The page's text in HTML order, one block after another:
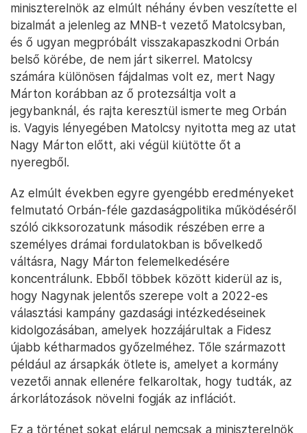
miniszterelnök az elmúlt néhány évben veszítette el
bizalmát a jelenleg az MNB-t vezető Matolcsyban,
és ő ugyan megpróbált visszakapaszkodni Orbán
belső körébe, de nem járt sikerrel. Matolcsy
számára különösen fájdalmas volt ez, mert Nagy
Márton korábban az ő protezsáltja volt a
jegybanknál, és rajta keresztül ismerte meg Orbán
is. Vagyis lényegében Matolcsy nyitotta meg az utat
Nagy Márton előtt, aki végül kiütötte őt a
nyeregből.
Az elmúlt években egyre gyengébb eredményeket
felmutató Orbán-féle gazdaságpolitika működéséről
szóló cikksorozatunk második részében erre a
személyes drámai fordulatokban is bővelkedő
váltásra, Nagy Márton felemelkedésére
koncentrálunk. Ebből többek között kiderül az is,
hogy Nagynak jelentős szerepe volt a 2022-es
választási kampány gazdasági intézkedéseinek
kidolgozásában, amelyek hozzájárultak a Fidesz
újabb kétharmados győzelméhez. Tőle származott
például az ársapkák ötlete is, amelyet a kormány
vezetői annak ellenére felkaroltak, hogy tudták, az
árkorlátozások növelni fogják az inflációt.
Ez a történet sokat elárul nemcsak a miniszterelnök